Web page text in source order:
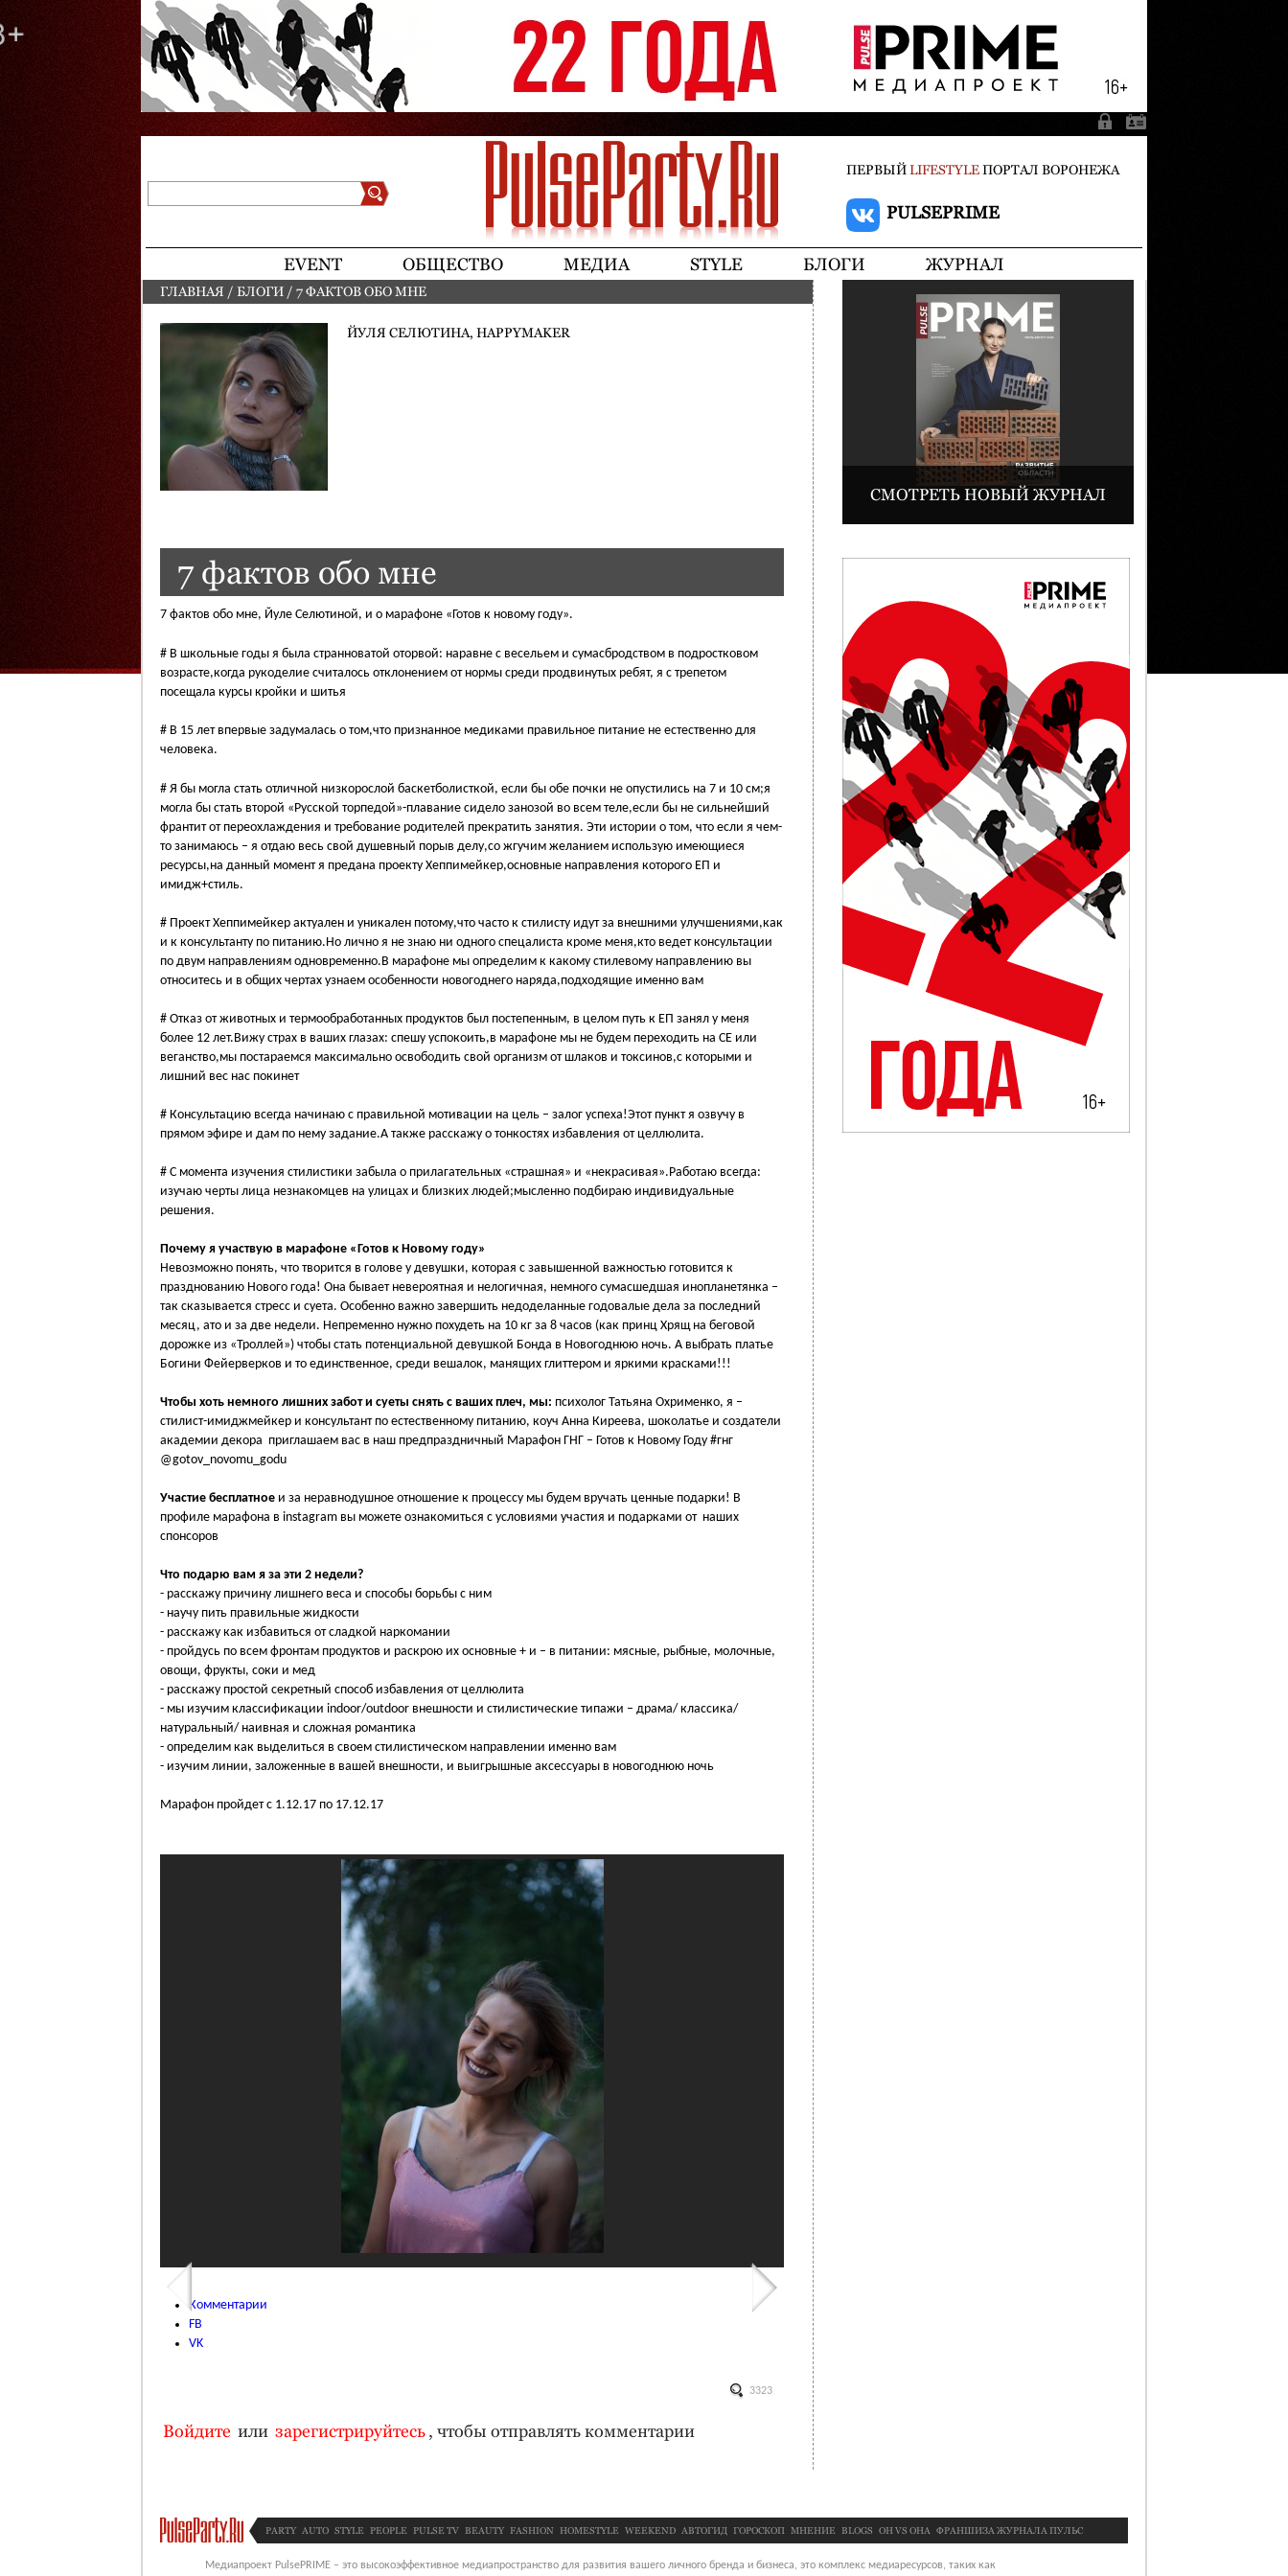
ПЕРВЫЙLIFESTYLEПОРТАЛ ВОРОНЕЖА
PULSEPRIME
EVENT ОБЩЕСТВО МЕДИА STYLE БЛОГИ ЖУРНАЛ
ВЫ ЗДЕСЬ
ГЛАВНАЯ / БЛОГИ / 7 ФАКТОВ ОБО МНЕ
ЙУЛЯ СЕЛЮТИНА, HAPPYMAKER
7 фактов обо мне
7 фактов обо мне, Йуле Селютиной, и о марафоне «Готов к новому году».
# В школьные годы я была странноватой оторвой: наравне с весельем и сумасбродством в подростковом
возрасте,когда рукоделие считалось отклонением от нормы среди продвинутых ребят, я с трепетом
посещала курсы кройки и шитья
# В 15 лет впервые задумалась о том,что признанное медиками правильное питание не естественно для
человека.
# Я бы могла стать отличной низкорослой баскетболисткой, если бы обе почки не опустились на 7 и 10 см;я
могла бы стать второй «Русской торпедой»-плавание сидело занозой во всем теле,если бы не сильнейший
франтит от переохлаждения и требование родителей прекратить занятия. Эти истории о том, что если я чем-
то занимаюсь – я отдаю весь свой душевный порыв делу,со жгучим желанием использую имеющиеся
ресурсы,на данный момент я предана проекту Хеппимейкер,основные направления которого ЕП и
имидж+стиль.
# Проект Хеппимейкер актуален и уникален потому,что часто к стилисту идут за внешними улучшениями,как
и к консультанту по питанию.Но лично я не знаю ни одного спецалиста кроме меня,кто ведет консультации
по двум направлениям одновременно.В марафоне мы определим к какому стилевому направлению вы
относитесь и в общих чертах узнаем особенности новогоднего наряда,подходящие именно вам
# Отказ от животных и термообработанных продуктов был постепенным, в целом путь к ЕП занял у меня
более 12 лет.Вижу страх в ваших глазах: спешу успокоить,в марафоне мы не будем переходить на СЕ или
веганство,мы постараемся максимально освободить свой организм от шлаков и токсинов,с которыми и
лишний вес нас покинет
# Консультацию всегда начинаю с правильной мотивации на цель – залог успеха!Этот пункт я озвучу в
прямом эфире и дам по нему задание.А также расскажу о тонкостях избавления от целлюлита.
# С момента изучения стилистики забыла о прилагательных «страшная» и «некрасивая».Работаю всегда:
изучаю черты лица незнакомцев на улицах и близких людей;мысленно подбираю индивидуальные
решения.
Почему я участвую в марафоне «Готов к Новому году»
Невозможно понять, что творится в голове у девушки, которая с завышенной важностью готовится к
празднованию Нового года! Она бывает невероятная и нелогичная, немного сумасшедшая инопланетянка –
так сказывается стресс и суета. Особенно важно завершить недоделанные годовалые дела за последний
месяц, ато и за две недели. Непременно нужно похудеть на 10 кг за 8 часов (как принц Хрящ на беговой
дорожке из «Троллей») чтобы стать потенциальной девушкой Бонда в Новогоднюю ночь. А выбрать платье
Богини Фейерверков и то единственное, среди вешалок, манящих глиттером и яркими красками!!!
Чтобы хоть немного лишних забот и суеты снять с ваших плеч, мы: психолог Татьяна Охрименко, я –
стилист-имиджмейкер и консультант по естественному питанию, коуч Анна Киреева, шоколатье и создатели
академии декора приглашаем вас в наш предпраздничный Марафон ГНГ – Готов к Новому Году #гнг
@gotov_novomu_godu
Участие бесплатное и за неравнодушное отношение к процессу мы будем вручать ценные подарки! В
профиле марафона в instagram вы можете ознакомиться с условиями участия и подарками от наших
спонсоров
Что подарю вам я за эти 2 недели?
- расскажу причину лишнего веса и способы борьбы с ним
- научу пить правильные жидкости
- расскажу как избавиться от сладкой наркомании
- пройдусь по всем фронтам продуктов и раскрою их основные + и – в питании: мясные, рыбные, молочные,
овощи, фрукты, соки и мед
- расскажу простой секретный способ избавления от целлюлита
- мы изучим классификации indoor/outdoor внешности и стилистические типажи – драма/ классика/
натуральный/ наивная и сложная романтика
- определим как выделиться в своем стилистическом направлении именно вам
- изучим линии, заложенные в вашей внешности, и выигрышные аксессуары в новогоднюю ночь
Марафон пройдет с 1.12.17 по 17.12.17
Комментарии
FB
VK
Войдите или зарегистрируйтесь, чтобы отправлять комментарии
3323
СМОТРЕТЬ НОВЫЙ ЖУРНАЛ
PARTY AUTO STYLE PEOPLE PULSE TV BEAUTY FASHION HOMESTYLE WEEKEND АВТОГИД ГОРОСКОП МНЕНИЕ BLOGS OН VS ОНА ФРАНШИЗА ЖУРНАЛА ПУЛЬС
Медиапроект PulsePRIME – это высокоэффективное медиапространство для развития вашего личного бренда и бизнеса, это комплекс медиаресурсов, таких как